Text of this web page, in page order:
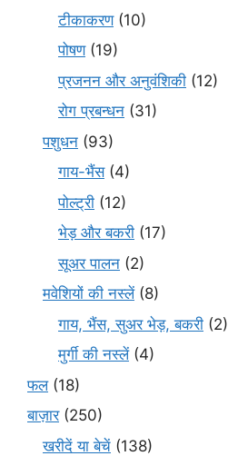
टीकाकरण(10)
पोषण(19)
प्रजनन और अनुवंशिकी (12)
रोग प्रबन्धन (31)
पशुधन (93)
गाय-भैंस(4)
पोल्ट्री (12)
भेड़ और बकरी (17)
सूअर पालन (2)
मवेशियों की नस्लें(8)
गाय, भैंस, सुअर भेड़, बकरी (2)
मुर्गी की नस्लें(4)
फल(18)
बाज़ार(250)
खरीदें या बेचें (138)